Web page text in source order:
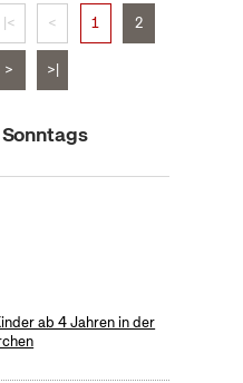
|< < 1 2
> >|
ab 4 Jahren in der